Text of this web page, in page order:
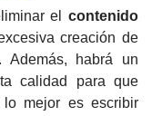
el contenido
creación de
. Además, habrá un
calidad para que
mejor es escribir